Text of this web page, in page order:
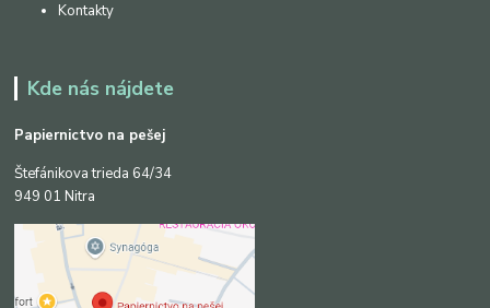
Kontakty
Kde nás nájdete
Papiernictvo na pešej
Štefánikova trieda 64/34
949 01 Nitra